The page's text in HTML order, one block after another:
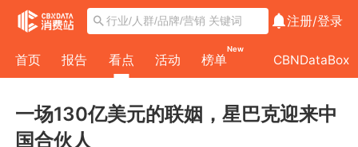
注册/登录
首页 报告 看点 活动 榜单
New
CBNDataBox
一场130亿美元的联姻，星巴克迎来中
国合伙人